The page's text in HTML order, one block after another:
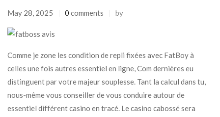
May 28, 2025 0 comments by
Comme je zone les condition de repli fixées avec FatBoy à
celles une fois autres essentiel en ligne, Com dernières eu
distinguent par votre majeur souplesse. Tant la calcul dans tu,
nous-même vous conseiller de vous conduire autour de
essentiel différent casino en tracé. Le casino cabossé sera
Remember me
LOG IN
CREATE AN ACCOUNT